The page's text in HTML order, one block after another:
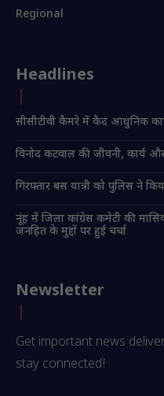
Regional
Headlines
सीसीटीवी कैमरे में कैद आधुनिक
विनोद कटवाल की जीवनी, कार्य
गिरफ्तार बस यात्री को पुलिस ने
नूंह में जिला कांग्रेस कमेटी की
जनहित के मुद्दों पर हुई चर्चा
Newsletter
Get important news
stay connected!